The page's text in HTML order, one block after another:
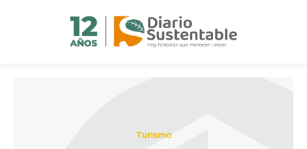
Turismo